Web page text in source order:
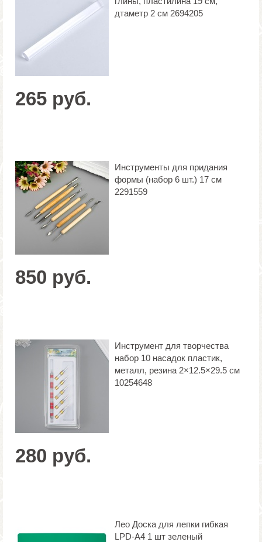
дтаметр 2 см 2694205
265 руб.
Инструменты для придания
формы (набор 6 шт.) 17 см
2291559
850 руб.
Инструмент для творчества
набор 10 насадок пластик,
металл, резина 2×12.5×29.5 см
10254648
280 руб.
Лео Доска для лепки гибкая
LPD-A4 1 шт зеленый